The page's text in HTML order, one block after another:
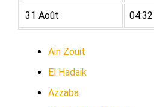
31 Août 04:32
Ain Zouit
El Hadaik
Azzaba